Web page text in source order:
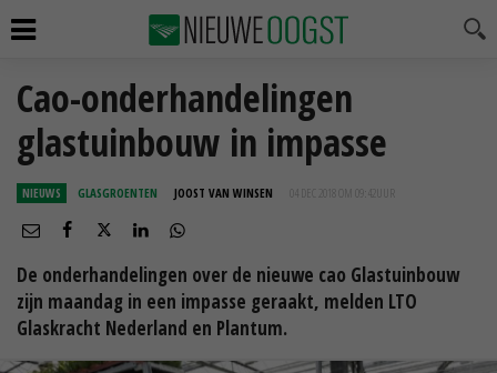
Cao-onderhandelingen
glastuinbouw in impasse
NIEUWS GLASGROENTEN JOOST VAN WINSEN 04 DEC 2018 OM 09:42
De onderhandelingen over de nieuwe cao Glastuinbouw
zijn maandag in een impasse geraakt, melden LTO
Glaskracht Nederland en Plantum.